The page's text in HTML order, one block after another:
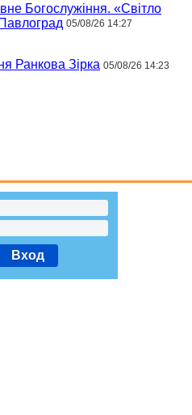
Богослужіння. «Світло
05/08/26 14:27
Ранкова Зірка 05/08/26 14:23
Вход